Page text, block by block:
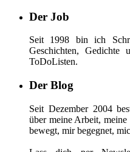
Der Job
Seit 1998 bin ich
Geschichten, Gedichte
ToDoListen.
Der Blog
Seit Dezember 2004
über meine Arbeit,
bewegt, mir begegnet,